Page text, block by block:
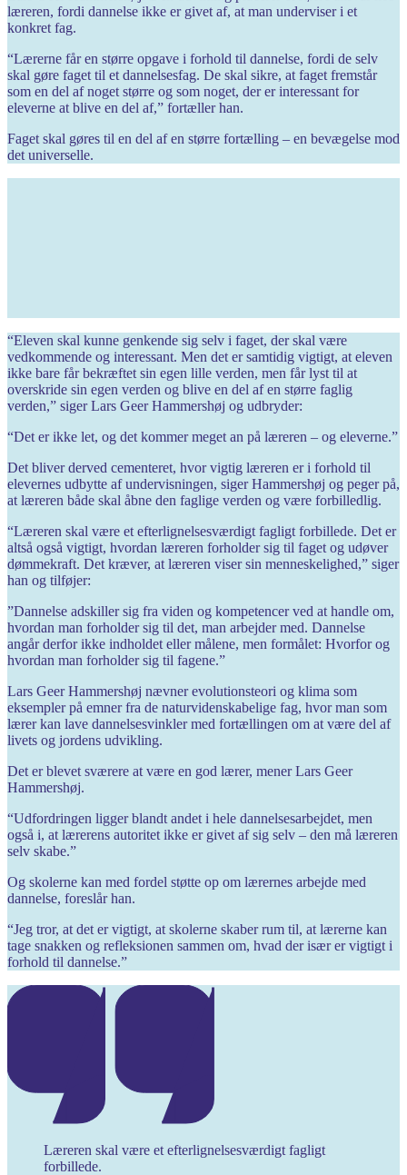
læreren, fordi dannelse ikke er givet af, at man under­viser i et
konkret fag.
“Lærerne får en større opgave i forhold til dannelse, fordi de selv
skal gøre faget til et dannelsesfag. De skal sikre, at faget fremstår
som en del af noget større og som noget, der er interessant for
eleverne at blive en del af,” fortæller han.
Faget skal gøres til en del af en større fortælling – en bevægelse mod
det universelle.
“Eleven skal kunne genkende sig selv i faget, der skal være
vedkommende og interessant. Men det er sam­tidig vigtigt, at eleven
ikke bare får bekræftet sin egen lille verden, men får lyst til at
overskride sin egen verden og blive en del af en større faglig
verden,” siger Lars Geer Hammershøj og udbryder:
“Det er ikke let, og det kommer meget an på læreren – og eleverne.”
Det bliver derved cementeret, hvor vigtig læreren er i forhold til
elevernes udbytte af undervisningen, siger Hammershøj og peger på,
at læreren både skal åbne den faglige verden og være forbilledlig.
“Læreren skal være et efterlignelses­værdigt fagligt forbillede. Det er
altså også vigtigt, hvordan læreren forholder sig til faget og udøver
dømmekraft. Det kræver, at læreren viser sin menneskelighed,” siger
han og tilføjer:
”Dannelse adskiller sig fra viden og kompetencer ved at handle om,
hvordan man forholder sig til det, man arbejder med. Dannelse
angår derfor ikke indholdet eller målene, men formålet: Hvorfor og
hvordan man forholder sig til fagene.”
Lars Geer Hammershøj nævner evo­lutions­teori og klima som
eksempler på emner fra de naturvidenskabelige fag, hvor man som
lærer kan lave dannelsesvinkler med fortællingen om at være del af
livets og jordens udvikling.
Det er blevet sværere at være en god lærer, mener Lars Geer
Hammershøj.
“Udfordringen ligger blandt andet i hele dannelsesarbejdet, men
også i, at lærerens autoritet ikke er givet af sig selv – den må læreren
selv skabe.”
Og skolerne kan med fordel støtte op om lærernes arbejde med
dannelse, foreslår han.
“Jeg tror, at det er vigtigt, at skolerne skaber rum til, at lærerne kan
tage snakken og refleksionen sammen om, hvad der især er vigtigt i
forhold til dannelse.”
Læreren skal være et efterlignelsesværdigt fagligt
forbillede.